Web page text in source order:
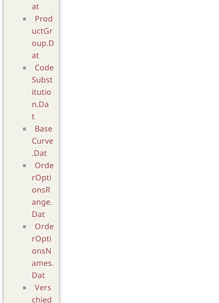
at
Prod
uctGr
oup.D
at
Code
Subst
itutio
n.Da
t
Base
Curve
.Dat
Orde
rOpti
onsR
ange.
Dat
Orde
rOpti
onsN
ames.
Dat
Vers
chied